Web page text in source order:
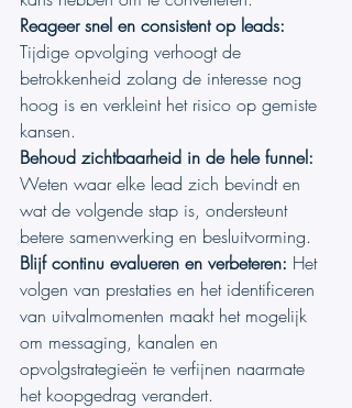
Reageer snel en consistent op leads:
Tijdige opvolging verhoogt de
betrokkenheid zolang de interesse nog
hoog is en verkleint het risico op gemiste
kansen.
Behoud zichtbaarheid in de hele funnel:
Weten waar elke lead zich bevindt en
wat de volgende stap is, ondersteunt
betere samenwerking en besluitvorming.
Blijf continu evalueren en verbeteren: Het
volgen van prestaties en het identificeren
van uitvalmomenten maakt het mogelijk
om messaging, kanalen en
opvolgstrategieën te verfijnen naarmate
het koopgedrag verandert.